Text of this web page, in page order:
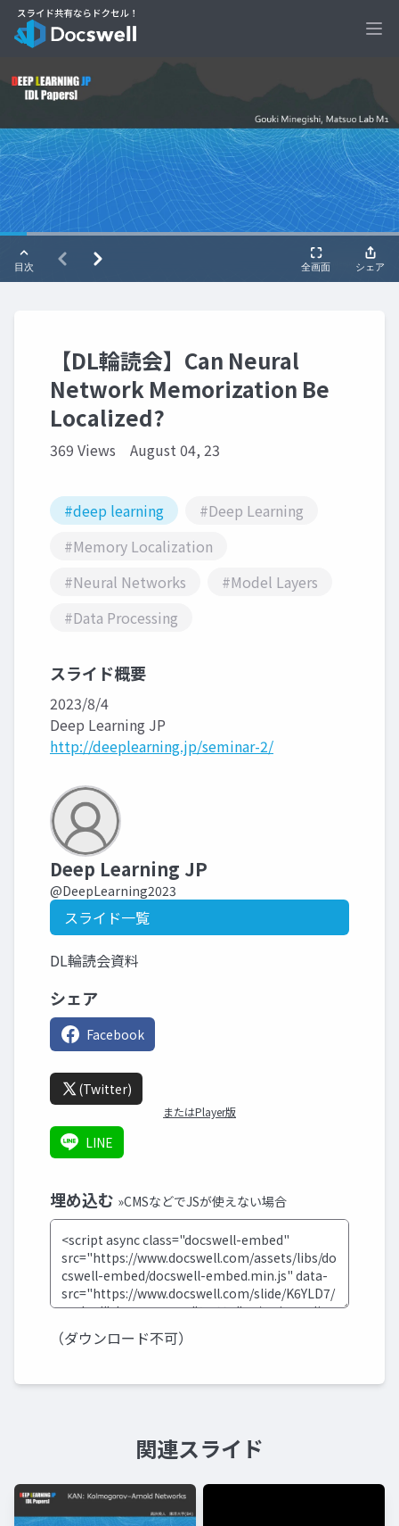
【DL輪読会】Can Neural
Network Memorization Be
Localized?
369 Views August 04, 23
#deep learning
#Deep Learning
#Memory Localization
#Neural Networks
#Model Layers
#Data Processing
スライド概要
2023/8/4
Deep Learning JP
http://deeplearning.jp/seminar-2/
Deep Learning JP
@DeepLearning2023
スライド一覧
DL輪読会資料
シェア
Facebook
(Twitter)
またはPlayer版
LINE
埋め込む »CMSなどでJSが使えない場合
（ダウンロード不可）
関連スライド